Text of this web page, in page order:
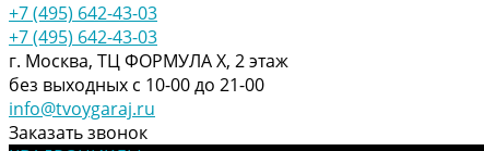
+7 (495) 642-43-03
+7 (495) 642-43-03
г. Москва, ТЦ ФОРМУЛА Х, 2 этаж
без выходных с 10-00 до 21-00
info@tvoygaraj.ru
Заказать звонок